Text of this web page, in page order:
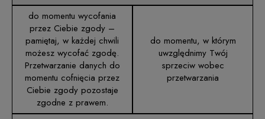
do momentu wycofania
przez Ciebie zgody –
pamiętaj, w każdej chwili
możesz wycofać zgodę.
Przetwarzanie danych do
momentu cofnięcia przez
Ciebie zgody pozostaje
zgodne z prawem.
do momentu, w którym
uwzględnimy Twój
sprzeciw wobec
przetwarzania